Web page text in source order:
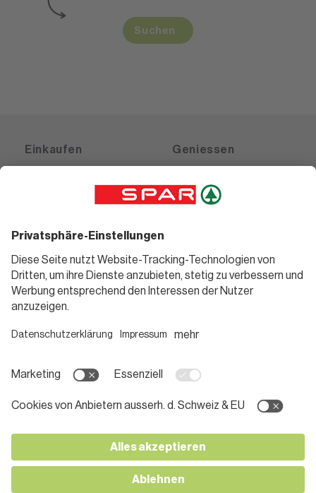
Suchen
Einkaufen
Gutscheine
Geniessen
Weinwelt
Bierwelt
Informieren
Teilnahmebedingungen
Pressemitteilungen
Karriere bei SPAR
Kontakt
Folge uns